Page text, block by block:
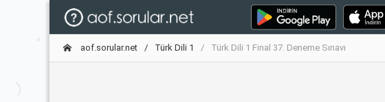
aof.sorular.net Türk Dili 1 Türk Dili 1 Final 37. Deneme Sınavı